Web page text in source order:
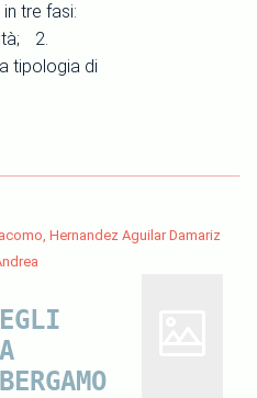
in tre fasi:
2.
tipologia di
Hernandez Aguilar Damariz